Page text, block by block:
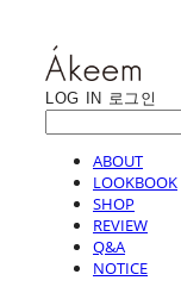
LOG IN 로그인
ABOUT
LOOKBOOK
SHOP
REVIEW
Q&A
NOTICE